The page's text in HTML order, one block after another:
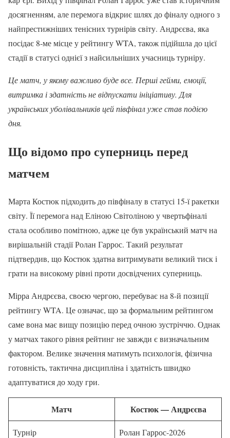
досягненням, але перемога відкриє шлях до фіналу одного з
найпрестижніших тенісних турнірів світу. Андрєєва, яка
посідає 8-ме місце у рейтингу WTA, також підійшла до цієї
стадії в статусі однієї з найсильніших учасниць турніру.
Це матч, у якому важливо буде все. Перші гейми, емоції,
витримка і здатність не відпускати ініціативу. Для
українських уболівальників цей півфінал уже став подією
дня.
Що відомо про суперниць перед
матчем
Марта Костюк підходить до півфіналу в статусі 15-ї ракетки
світу. Її перемога над Еліною Світоліною у чвертьфіналі
стала особливо помітною, адже це був український матч на
вирішальній стадії Ролан Гаррос. Такий результат
підтвердив, що Костюк здатна витримувати великий тиск і
грати на високому рівні проти досвідчених суперниць.
Мірра Андрєєва, своєю чергою, перебуває на 8-й позиції
рейтингу WTA. Це означає, що за формальним рейтингом
саме вона має вищу позицію перед очною зустріччю. Однак
у матчах такого рівня рейтинг не завжди є визначальним
фактором. Велике значення матимуть психологія, фізична
готовність, тактична дисципліна і здатність швидко
адаптуватися до ходу гри.
Матч Костюк — Андрєєва
Турнір Ролан Гаррос-2026